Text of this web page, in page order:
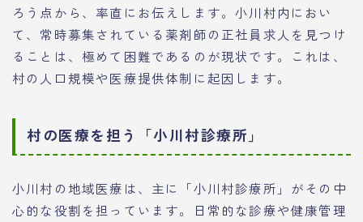
ろう点から、率直にお伝えします。小川村内におい
て、常時募集されている薬剤師の正社員求人を見つけ
ることは、極めて困難であるのが現状です。これは、
村の人口規模や医療提供体制に起因します。
村の医療を担う「小川村診療所」
小川村の地域医療は、主に「小川村診療所」がその中
心的な役割を担っています。日常的な診療や健康管理